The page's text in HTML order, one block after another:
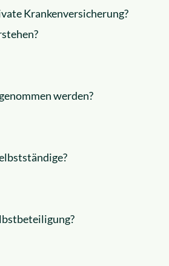
Krankenversicherung?
werden?